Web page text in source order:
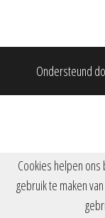
Ondersteund
Cookies helpen
gebruik te maken